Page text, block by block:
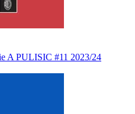
A PULISIC #11 2023/24